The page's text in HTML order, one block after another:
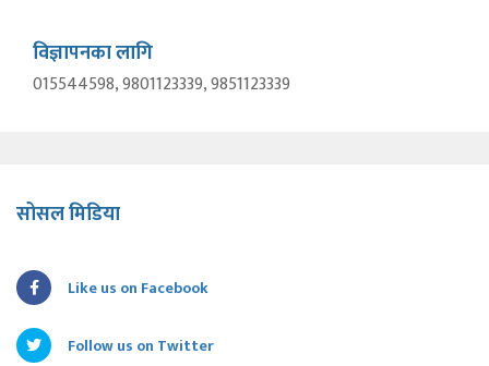
विज्ञापनका लागि
015544598, 9801123339, 9851123339
सोसल मिडिया
Like us on Facebook
Follow us on Twitter